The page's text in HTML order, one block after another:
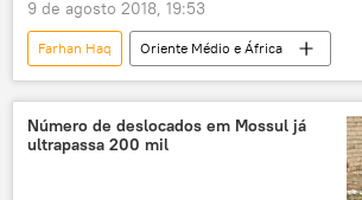
9 de agosto 2018, 19:53
Farhan Haq
Oriente Médio e África
Mundo
Notícias
Arábia Saudita
Iêmen
Antonio Guterres
ONU
guerra no Iêmen
Número de deslocados em Mossul já
ultrapassa 200 mil